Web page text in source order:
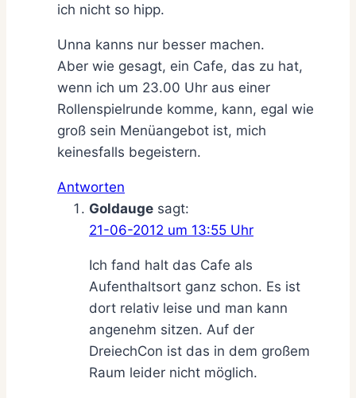
ich nicht so hipp.
Unna kanns nur besser machen.
Aber wie gesagt, ein Cafe, das zu hat,
wenn ich um 23.00 Uhr aus einer
Rollenspielrunde komme, kann, egal wie
groß sein Menüangebot ist, mich
keinesfalls begeistern.
Antworten
Goldauge sagt:
21-06-2012 um 13:55 Uhr
Ich fand halt das Cafe als
Aufenthaltsort ganz schon. Es ist
dort relativ leise und man kann
angenehm sitzen. Auf der
DreiechCon ist das in dem großem
Raum leider nicht möglich.